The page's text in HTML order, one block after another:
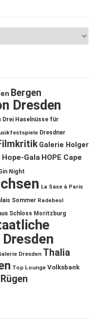
Bergen
Dresden
Drei Haselnüsse für
Dresdner
Galerie Holger
Hope-Gala HOPE Cape
Night
La Saxe à Paris
Sommer Radebeul
Schloss Moritzburg
Dresden Thalia
Top Lounge Volksbank